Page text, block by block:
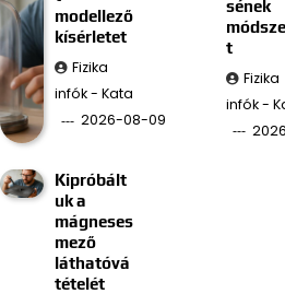
modellező
kísérletet
Fizika
infók - Kata
2026-08-09
sének
t
Fizika
infók -
Kipróbált
uk a
mágneses
mező
láthatóvá
tételét